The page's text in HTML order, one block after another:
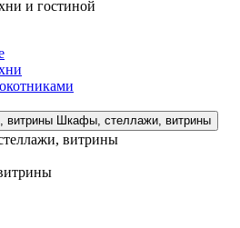
и гостиной
Шкафы, стеллажи, витрины